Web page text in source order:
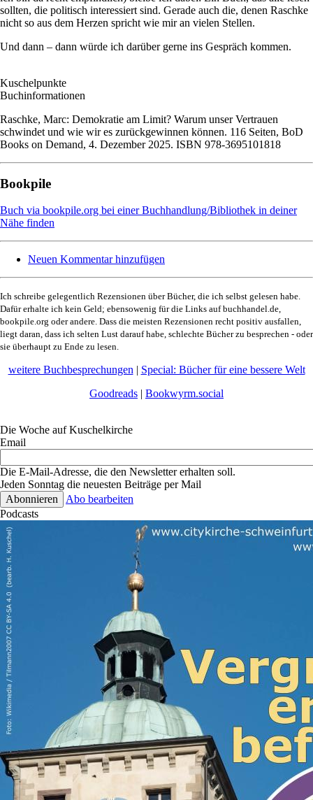
sollten, die politisch interessiert sind. Gerade auch die, denen Raschke
nicht so aus dem Herzen spricht wie mir an vielen Stellen.
Und dann – dann würde ich darüber gerne ins Gespräch kommen.
Kuschelpunkte
Buchinformationen
Raschke, Marc: Demokratie am Limit? Warum unser Vertrauen
schwindet und wie wir es zurückgewinnen können. 116 Seiten, BoD
Books on Demand, 4. Dezember 2025. ISBN 978-3695101818
Bookpile
Buch via bookpile.org bei einer Buchhandlung/Bibliothek in deiner
Nähe finden
Neuen Kommentar hinzufügen
Ich schreibe gelegentlich Rezensionen über Bücher, die ich selbst gelesen habe.
Dafür erhalte ich kein Geld; ebensowenig für die Links auf buchhandel.de,
bookpile.org oder andere. Dass die meisten Rezensionen recht positiv ausfallen,
liegt daran, dass ich selten Lust darauf habe, schlechte Bücher zu besprechen - oder
sie überhaupt zu Ende zu lesen.
weitere Buchbesprechungen | Special: Bücher für eine bessere Welt
Goodreads | Bookwyrm.social
Die Woche auf Kuschelkirche
Email
Die E-Mail-Adresse, die den Newsletter erhalten soll.
Jeden Sonntag die neuesten Beiträge per Mail
Abo bearbeiten
Podcasts